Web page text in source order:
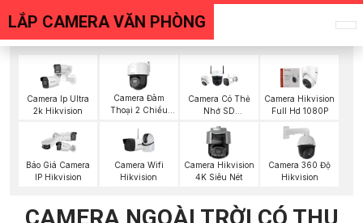
LẮP CAMERA VĂN PHÒNG
Camera Ip Ultra
2k Hikvision
Camera Đàm
Thoại 2 Chiều
Camera Có Thẻ
Nhớ SD
Camera Hikvision
Full Hd 1080P
Báo Giá Camera
IP Hikvision
Camera Wifi
Hikvision
Camera Hikvision
4K Siêu Nét
Camera 360 Độ
Hikvision
CAMERA NGOÀI TRỜI CÓ THU